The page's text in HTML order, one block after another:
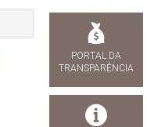
PORTAL DA
TRANSPARÊNCIA